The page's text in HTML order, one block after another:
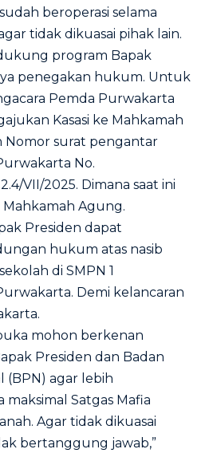
beroperasi selama
tidak dikuasai pihak lain.
program Bapak
penegakan hukum. Untuk
Pemda Purwakarta
Kasasi ke Mahkamah
Nomor surat pengantar
No.
VII/2025. Dimana saat ini
Agung.
Presiden dapat
hukum atas nasib
di SMPN 1
Demi kelancaran
mohon berkenan
Presiden dan Badan
(BPN) agar lebih
Satgas Mafia
Agar tidak dikuasai
bertanggung jawab,”